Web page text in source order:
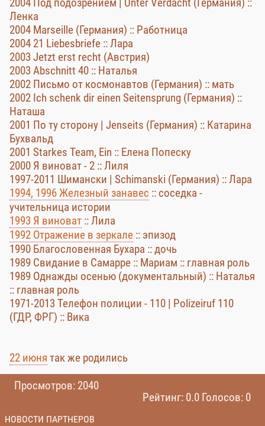
Ленка
2004 Marseille (Германия) :: Работница
2004 21 Liebesbriefe :: Лара
2003 Jetzt erst recht (Австрия)
2003 Abschnitt 40 :: Наталья
2002 Письмо от космонавтов (Германия) :: мать
2002 Ich schenk dir einen Seitensprung (Германия) ::
Наташа
2001 По ту сторону | Jenseits (Германия) :: Катарина
Бухвальд
2001 Starkes Team, Ein :: Елена Попеску
2000 Я виноват - 2 :: Лиля
1997-2011 Шимански | Schimanski (Германия) :: Лара
1994, 1996 Железный занавес :: соседка -
учительница истории
1993 Я виноват :: Лила
1992 Отражение в зеркале :: эпизод
1990 Благословенная Бухара :: дочь
1989 Свидание в Самарре :: Мариам :: главная роль
1989 Однажды осенью (документальный) :: Наталья
:: главная роль
1971-2013 Телефон полиции - 110 | Polizeiruf 110
(ГДР, ФРГ) :: Вика
22 июня так же родились
Просмотров: 2040
Рейтинг: 0.0 Голосов: 0
НОВОСТИ ПАРТНЕРОВ